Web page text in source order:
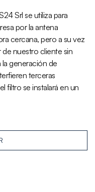
Srl se utiliza para
por la antena
cercana, pero a su vez
de nuestro cliente sin
la generación de
terceras
filtro se instalará en un